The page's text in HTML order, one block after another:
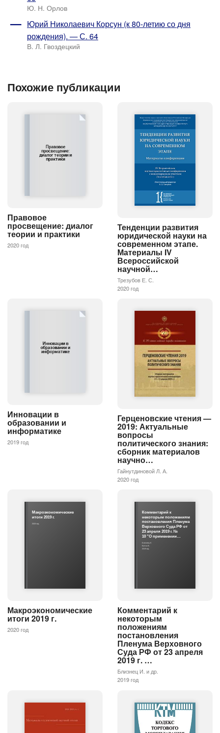
Ю. Н. Орлов
Юрий Николаевич Корсун (к 80-летию со дня
рождения). — С. 64
В. Л. Гвоздецкий
Похожие публикации
Правовое
просвещение: диалог
теории и практики
2020 год
Тенденции развития
юридической науки на
современном этапе.
Материалы IV
Всероссийской
научной…
Трезубов Е. С.
2020 год
Инновации в
образовании и
информатике
2019 год
Герценовские чтения —
2019: Актуальные
вопросы
политического знания:
сборник материалов
научно…
Гайнутдиновой Л. А.
2020 год
Макроэкономические
итоги 2019 г.
2020 год
Макроэкономические
итоги 2019 г.
2020 год
Комментарий к
некоторым положениям
постановления Пленума
Верховного Суда РФ от
23 апреля 2019 г. №
10 "О применении…
Близнец И.
Витко В.
2019 год
Комментарий к
некоторым
положениям
постановления
Пленума Верховного
Суда РФ от 23 апреля
2019 г. …
Близнец И. и др.
2019 год